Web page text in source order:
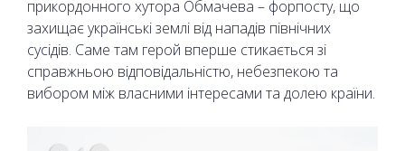
прикордонного хутора Обмачева – форпосту, що
захищає українські землі від нападів північних
сусідів. Саме там герой вперше стикається зі
справжньою відповідальністю, небезпекою та
вибором між власними інтересами та долею країни.